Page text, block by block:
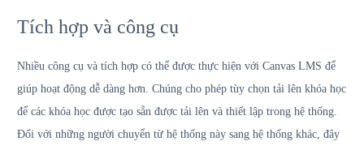
Tích hợp và công cụ
Nhiều công cụ và tích hợp có thể được thực hiện với Canvas LMS để
giúp hoạt động dễ dàng hơn. Chúng cho phép tùy chọn tải lên khóa học
để các khóa học được tạo sẵn được tải lên và thiết lập trong hệ thống.
Đối với những người chuyển từ hệ thống này sang hệ thống khác, đây